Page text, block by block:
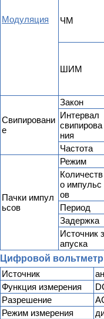
Модуляция ЧМ
ШИМ
Свипировани
е
Закон
Интервал
свипирова
ния
Частота
Пачки импул
ьсов
Режим
Количеств
о импульс
ов
Период
Задержка
Источник з
апуска
Цифровой вольтметр
Источник
Функция измерения
Разрешение
Режим измерения